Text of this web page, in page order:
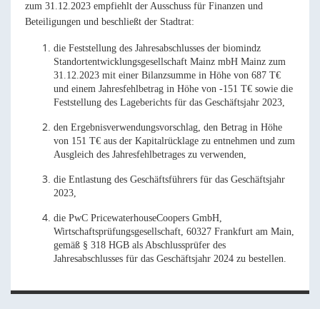
zum 31.12.2023 empfiehlt der Ausschuss für Finanzen und
Beteiligungen und beschließt der Stadtrat:
die Feststellung des Jahresabschlusses der biomindz
Standortentwicklungsgesellschaft Mainz mbH Mainz zum
31.12.2023 mit einer Bilanzsumme in Höhe von 687 T€
und einem Jahresfehlbetrag in Höhe von -151 T€ sowie die
Feststellung des Lageberichts für das Geschäftsjahr 2023,
den Ergebnisverwendungsvorschlag, den Betrag in Höhe
von 151 T€ aus der Kapitalrücklage zu entnehmen und zum
Ausgleich des Jahresfehlbetrages zu verwenden,
die Entlastung des Geschäftsführers für das Geschäftsjahr
2023,
die PwC PricewaterhouseCoopers GmbH,
Wirtschaftsprüfungsgesellschaft, 60327 Frankfurt am Main,
gemäß § 318 HGB als Abschlussprüfer des
Jahresabschlusses für das Geschäftsjahr 2024 zu bestellen.